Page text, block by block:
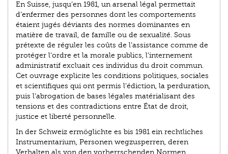
En Suisse, jusqu’en 1981, un arsenal légal permettait
d’enfermer des personnes dont les comportements
étaient jugés déviants des normes dominantes en
matière de travail, de famille ou de sexualité. Sous
prétexte de réguler les coûts de l’assistance comme de
protéger l’ordre et la morale publics, l’internement
administratif excluait ces individus du droit commun.
Cet ouvrage explicite les conditions politiques, sociales
et scientifiques qui ont permis l’édiction, la perduration,
puis l’abrogation de bases légales matérialisant des
tensions et des contradictions entre État de droit,
justice et liberté personnelle.
In der Schweiz ermöglichte es bis 1981 ein rechtliches
Instrumentarium, Personen wegzusperren, deren
Verhalten als von den vorherrschenden Normen